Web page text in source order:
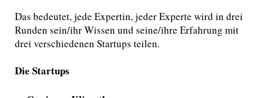
Das bedeutet, jede Expertin, jeder Experte wird in drei
Runden sein/ihr Wissen und seine/ihre Erfahrung mit
drei verschiedenen Startups teilen.
Die Startups